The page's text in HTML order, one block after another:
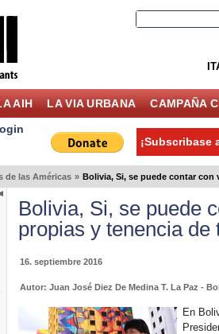
AIH LA VIA URBANA CAMPAÑA
¡Subscribase
de las Américas » Bolivia, Si, se puede contar con
Bolivia, Si, se puede
propias y tenencia de
16. septiembre 2016
Autor: Juan José Diez De Medina T. La Paz -
En